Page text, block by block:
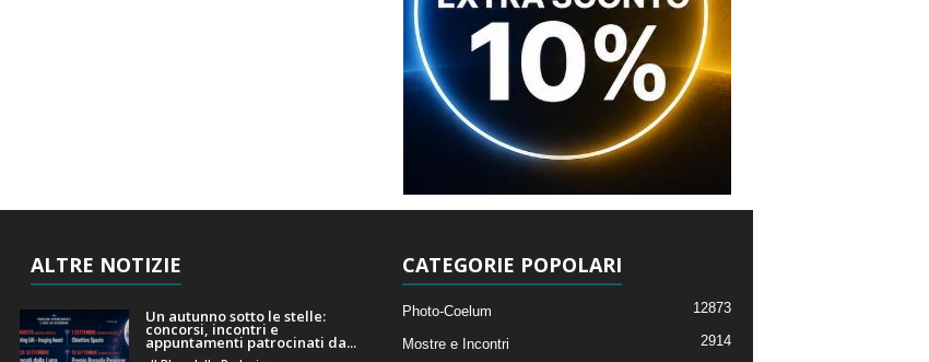
ALTRE NOTIZIE
Un autunno sotto le stelle:
concorsi, incontri e
appuntamenti patrocinati da...
CATEGORIE POPOLARI
Photo-Coelum 12873
Mostre e Incontri 2914